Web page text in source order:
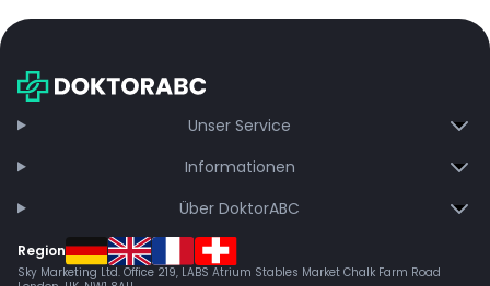
Unser Service
Informationen
Über DoktorABC
Region
Sky Marketing Ltd. Office 219, LABS Atrium Stables Market Chalk Farm Road